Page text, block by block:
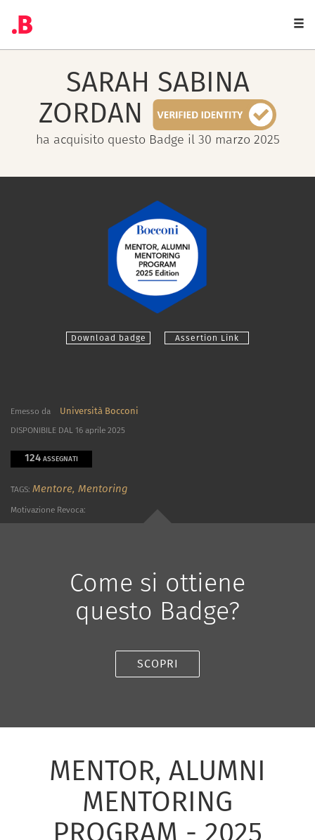
SARAH SABINA
ZORDAN
ha acquisito questo Badge il 30 marzo 2025
Download badge Assertion Link
Emesso da Università Bocconi
DISPONIBILE DAL 16 aprile 2025
124 ASSEGNATI
TAGS: Mentore, Mentoring
Motivazione Revoca:
Come si ottiene
questo Badge?
SCOPRI
MENTOR, ALUMNI
MENTORING